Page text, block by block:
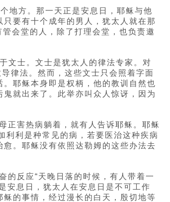
地方。那一天正是安息日，耶稣与他
要有十个成年的男人，犹太人就在那
会堂的人，除了打理会堂，也负责邀
文士。文士是犹太人的律法专家。对
律法。然而，这些文士只会照着字面
耶稣本身即是权柄，他的教训自然也
就出来了。此举亦叫众人惊讶，因为
正害热病躺着，就有人告诉耶稣。耶稣
利利是种常见的病，若要医治这种疾病
。耶稣没有依照达勒姆的这些办法去
的反应“天晚日落的时候，有人带着一
安息日，犹太人在安息日是不可工作
的事情，经过漫长的白天，殷切地等